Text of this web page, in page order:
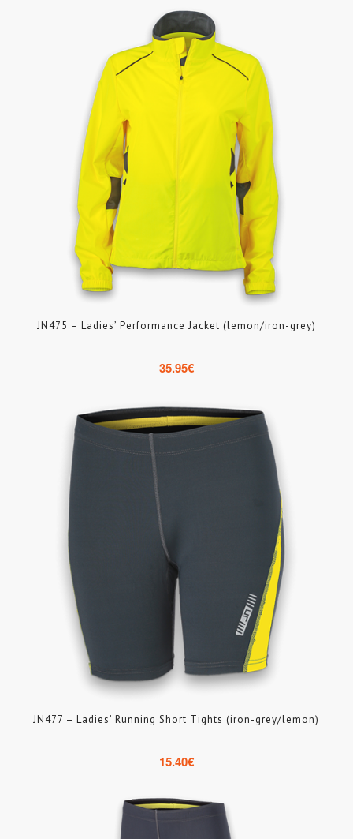
JN475 – Ladies’ Performance Jacket (lemon/iron-grey)
35.95€
JN477 – Ladies’ Running Short Tights (iron-grey/lemon)
15.40€